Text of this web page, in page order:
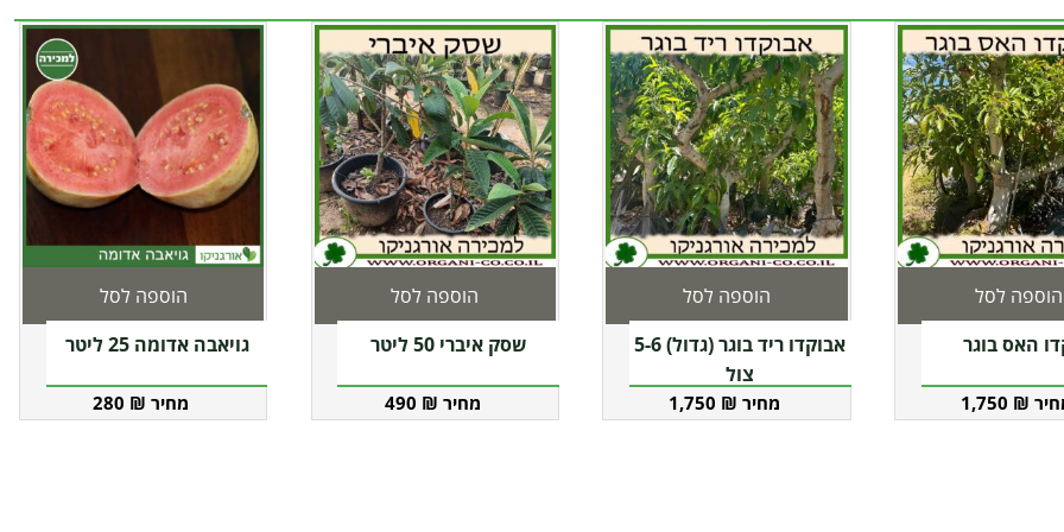
האס בוגר
1,750 ₪
הוספה לסל
אבוקדו ריד בוגר (גדול) 5-6
צול
1,750 ₪
הוספה לסל
שסק איברי 50 ליטר
490 ₪
הוספה לסל
גויאבה אדומה 25 ליטר
280 ₪
הוספה לסל